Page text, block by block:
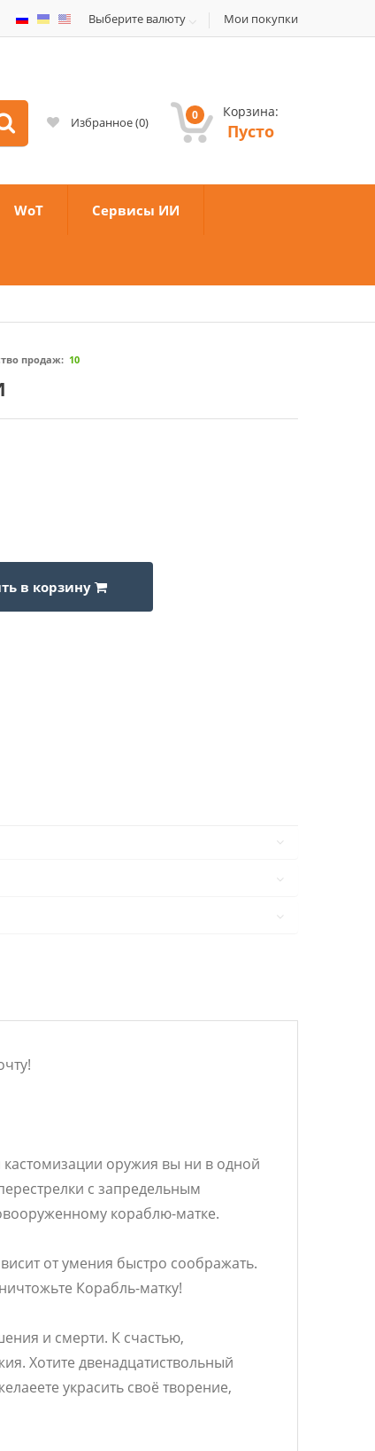
Выберите валюту Мои покупки
Избранное(0) 0 Корзина:
Пусто
WoT Сервисы ИИ
продаж: 10
в корзину
кастомизации оружия вы ни в одной
с запредельным
кораблю-матке.
от умения быстро соображать.
Корабль-матку!
и смерти. К счастью,
Хотите двенадцатиствольный
украсить своё творение,